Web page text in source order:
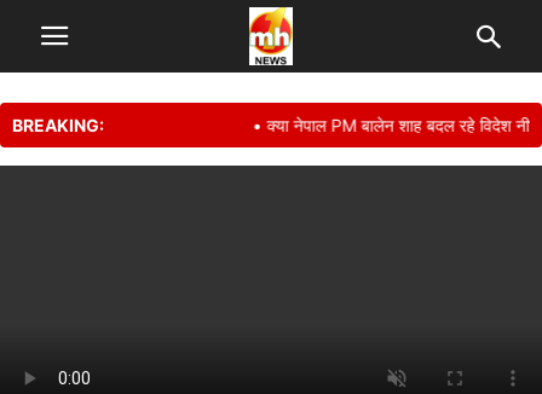
BREAKING: • क्या नेपाल PM बालेन शाह बदल रहे विदेश